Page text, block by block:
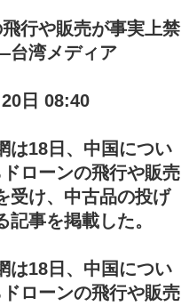
行や販売が事実上禁
台湾メディア
日 08:40
は18日、中国につい
ローンの飛行や販売
受け、中古品の投げ
事を掲載した。
は18日、中国につい
ローンの飛行や販売